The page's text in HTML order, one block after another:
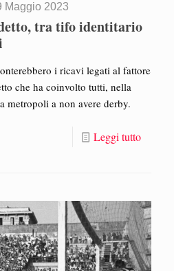
Maggio 2023
tra tifo identitario
i ricavi legati al fattore
che ha coinvolto tutti, nella
metropoli a non avere derby.
Leggi tutto